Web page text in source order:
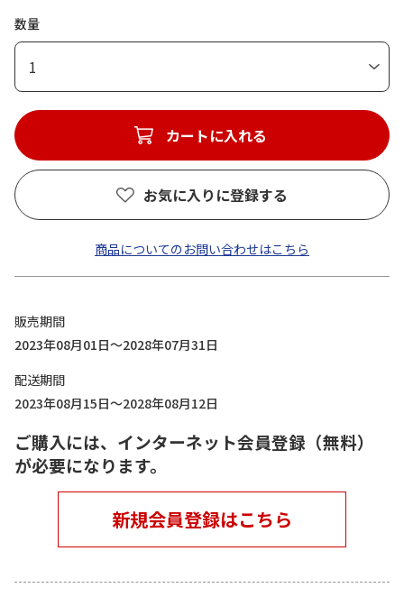
数量
1
カートに入れる
お気に入りに登録する
商品についてのお問い合わせはこちら
販売期間
2023年08月01日～2028年07月31日
配送期間
2023年08月15日～2028年08月12日
ご購入には、インターネット会員登録（無料）
が必要になります。
新規会員登録はこちら